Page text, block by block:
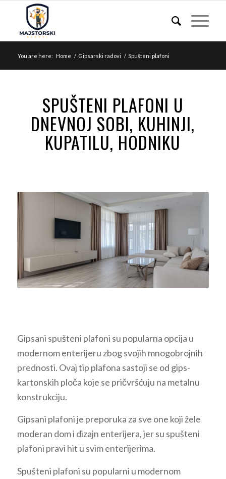
You are here: Home / Gipsarski radovi / Spušteni plafoni
SPUŠTENI PLAFONI U
DNEVNOJ SOBI, KUHINJI,
KUPATILU, HODNIKU
Gipsani spušteni plafoni su popularna opcija u
modernom enterijeru zbog svojih mnogobrojnih
prednosti. Ovaj tip plafona sastoji se od gips-
kartonskih ploča koje se pričvršćuju na metalnu
konstrukciju.
Gipsani plafoni je preporuka za sve one koji žele
moderan dom i dizajn enterijera, jer su spušteni
plafoni pravi hit u svim enterijerima.
Spušteni plafoni su popularni u modernom